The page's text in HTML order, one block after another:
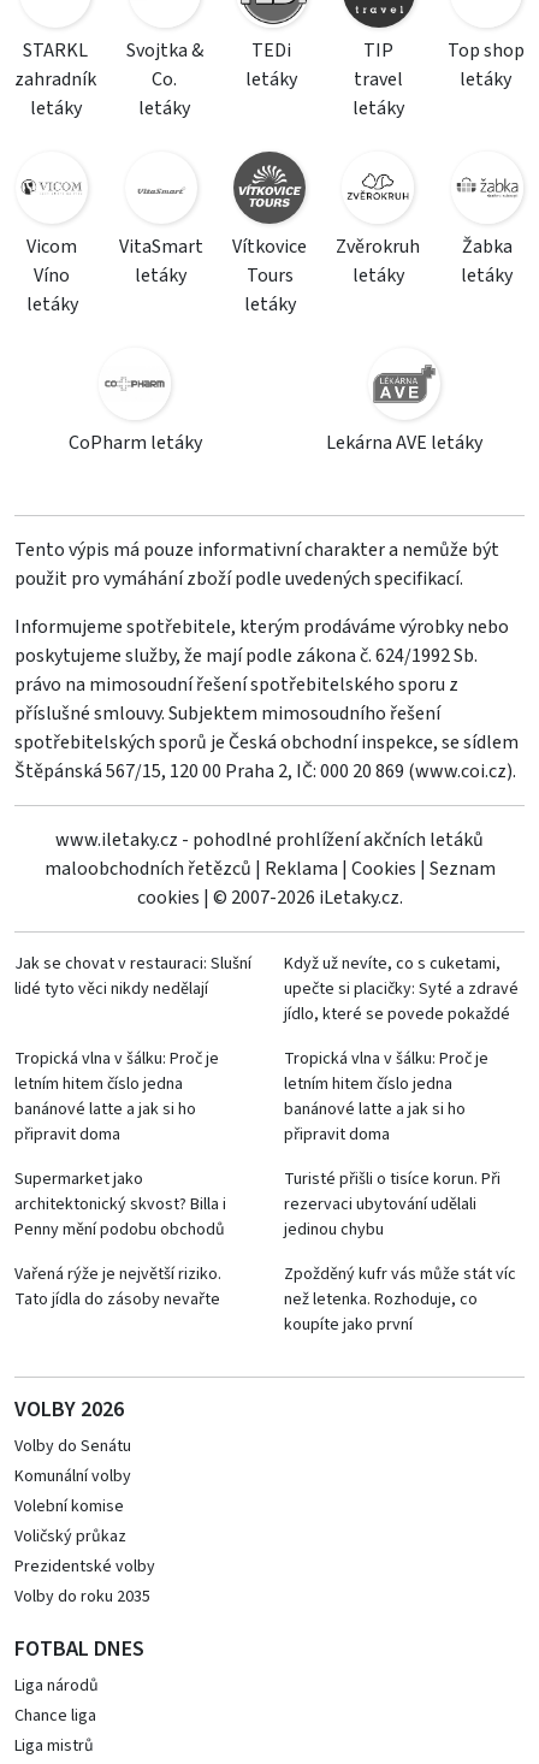
STARKL
zahradník
letáky
Svojtka &
Co.
letáky
TEDi
letáky
TIP
travel
letáky
Top shop
letáky
Vicom
Víno
letáky
VitaSmart
letáky
Vítkovice
Tours
letáky
Zvěrokruh
letáky
Žabka
letáky
CoPharm letáky Lekárna AVE letáky
Tento výpis má pouze informativní charakter a nemůže být
použit pro vymáhání zboží podle uvedených specifikací.
Informujeme spotřebitele, kterým prodáváme výrobky nebo
poskytujeme služby, že mají podle zákona č. 624/1992 Sb.
právo na mimosoudní řešení spotřebitelského sporu z
příslušné smlouvy. Subjektem mimosoudního řešení
spotřebitelských sporů je Česká obchodní inspekce, se sídlem
Štěpánská 567/15, 120 00 Praha 2, IČ: 000 20 869 (www.coi.cz).
www.iletaky.cz - pohodlné prohlížení akčních letáků
maloobchodních řetězců | Reklama | Cookies | Seznam
cookies | © 2007-2026 iLetaky.cz.
Jak se chovat v restauraci: Slušní
lidé tyto věci nikdy nedělají
Když už nevíte, co s cuketami,
upečte si placičky: Syté a zdravé
jídlo, které se povede pokaždé
Tropická vlna v šálku: Proč je
letním hitem číslo jedna
banánové latte a jak si ho
připravit doma
Tropická vlna v šálku: Proč je
letním hitem číslo jedna
banánové latte a jak si ho
připravit doma
Supermarket jako
architektonický skvost? Billa i
Penny mění podobu obchodů
Turisté přišli o tisíce korun. Při
rezervaci ubytování udělali
jedinou chybu
Vařená rýže je největší riziko.
Tato jídla do zásoby nevařte
Zpožděný kufr vás může stát víc
než letenka. Rozhoduje, co
koupíte jako první
VOLBY 2026
Volby do Senátu
Komunální volby
Volební komise
Voličský průkaz
Prezidentské volby
Volby do roku 2035
FOTBAL DNES
Liga národů
Chance liga
Liga mistrů